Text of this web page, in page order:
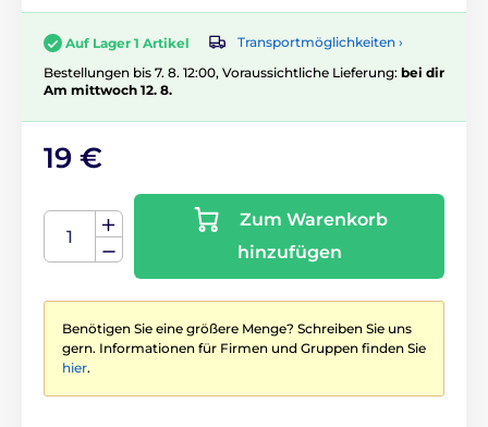
Auf Lager 1 Artikel
Transportmöglichkeiten ›
Bestellungen bis 7. 8. 12:00, Voraussichtliche Lieferung: bei dir
Am mittwoch 12. 8.
19 €
Zum Warenkorb
hinzufügen
Benötigen Sie eine größere Menge? Schreiben Sie uns
gern. Informationen für Firmen und Gruppen finden Sie
hier.